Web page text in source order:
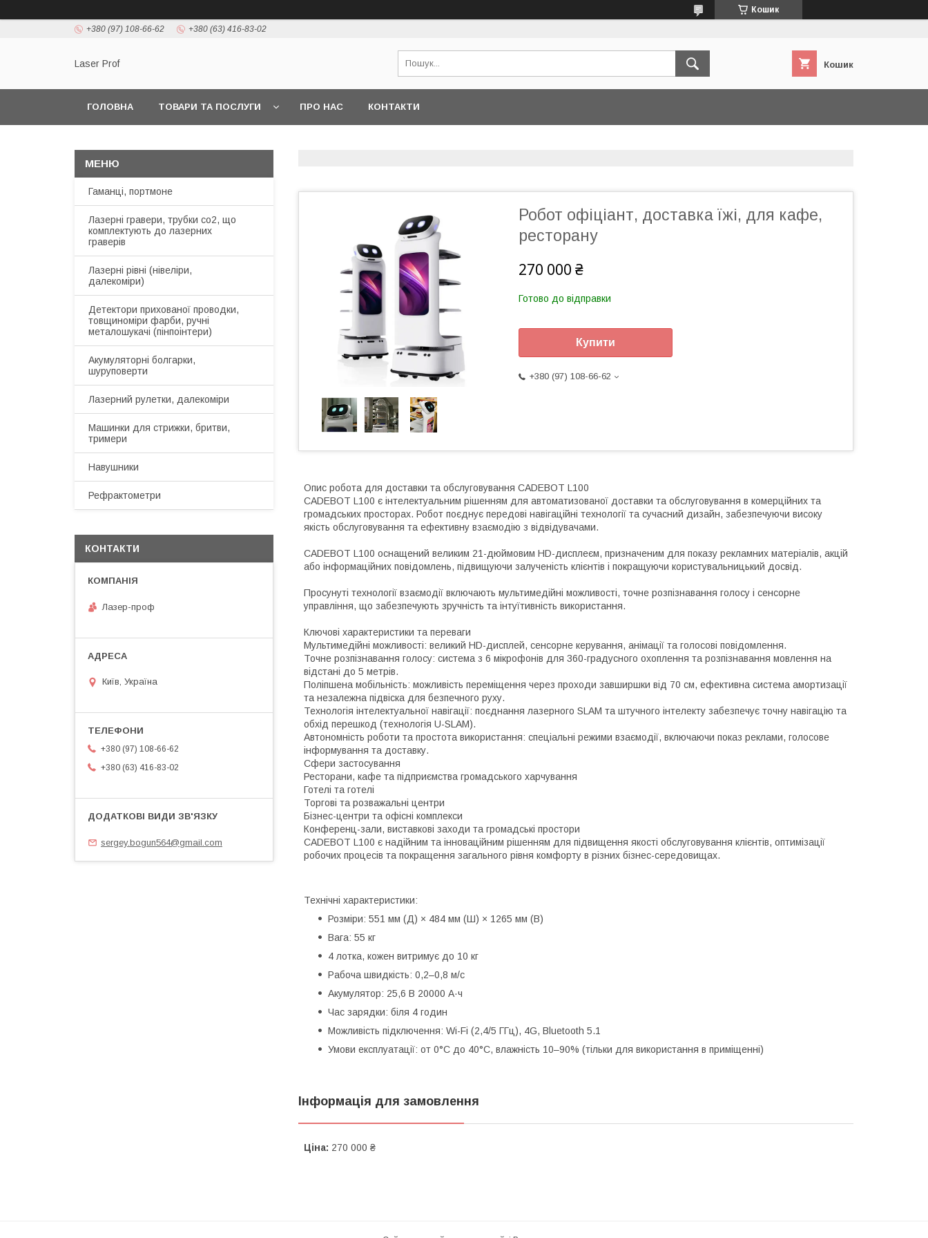
Кошик
+380 (97) 108-66-62 +380 (63) 416-83-02
Laser Prof Кошик
ГОЛОВНА ТОВАРИ ТА ПОСЛУГИ ПРО НАС КОНТАКТИ
Робот офіціант, доставка їжі, для кафе,
ресторану
270 000 ₴
Готово до відправки
Купити
+380 (97) 108-66-62
Опис робота для доставки та обслуговування CADEBOT L100
CADEBOT L100 є інтелектуальним рішенням для автоматизованої доставки та обслуговування в комерційних та
громадських просторах. Робот поєднує передові навігаційні технології та сучасний дизайн, забезпечуючи високу
якість обслуговування та ефективну взаємодію з відвідувачами.
CADEBOT L100 оснащений великим 21-дюймовим HD-дисплеєм, призначеним для показу рекламних матеріалів, акцій
або інформаційних повідомлень, підвищуючи залученість клієнтів і покращуючи користувальницький досвід.
Просунуті технології взаємодії включають мультимедійні можливості, точне розпізнавання голосу і сенсорне
управління, що забезпечують зручність та інтуїтивність використання.
Ключові характеристики та переваги
Мультимедійні можливості: великий HD-дисплей, сенсорне керування, анімації та голосові повідомлення.
Точне розпізнавання голосу: система з 6 мікрофонів для 360-градусного охоплення та розпізнавання мовлення на
відстані до 5 метрів.
Поліпшена мобільність: можливість переміщення через проходи завширшки від 70 см, ефективна система амортизації
та незалежна підвіска для безпечного руху.
Технологія інтелектуальної навігації: поєднання лазерного SLAM та штучного інтелекту забезпечує точну навігацію та
обхід перешкод (технологія U-SLAM).
Автономність роботи та простота використання: спеціальні режими взаємодії, включаючи показ реклами, голосове
інформування та доставку.
Сфери застосування
Ресторани, кафе та підприємства громадського харчування
Готелі та готелі
Торгові та розважальні центри
Бізнес-центри та офісні комплекси
Конференц-зали, виставкові заходи та громадські простори
CADEBOT L100 є надійним та інноваційним рішенням для підвищення якості обслуговування клієнтів, оптимізації
робочих процесів та покращення загального рівня комфорту в різних бізнес-середовищах.
Технічні характеристики:
Розміри: 551 мм (Д) × 484 мм (Ш) × 1265 мм (В)
Вага: 55 кг
4 лотка, кожен витримує до 10 кг
Рабоча швидкість: 0,2–0,8 м/с
Акумулятор: 25,6 В 20000 А·ч
Час зарядки: біля 4 годин
Можливість підключення: Wi-Fi (2,4/5 ГГц), 4G, Bluetooth 5.1
Умови експлуатації: от 0°C до 40°C, влажність 10–90% (тільки для використання в приміщенні)
Інформація для замовлення
Ціна: 270 000 ₴
Гаманці, портмоне
Лазерні гравери, трубки co2, що
комплектують до лазерних
граверів
Лазерні рівні (нівеліри,
далекоміри)
Детектори прихованої проводки,
товщиноміри фарби, ручні
металошукачі (пінпоінтери)
Акумуляторні болгарки,
шуруповерти
Лазерний рулетки, далекоміри
Машинки для стрижки, бритви,
тримери
Навушники
Рефрактометри
КОНТАКТИ
Лазер-проф
Київ, Україна
+380 (97) 108-66-62
+380 (63) 416-83-02
sergey.bogun564@gmail.com